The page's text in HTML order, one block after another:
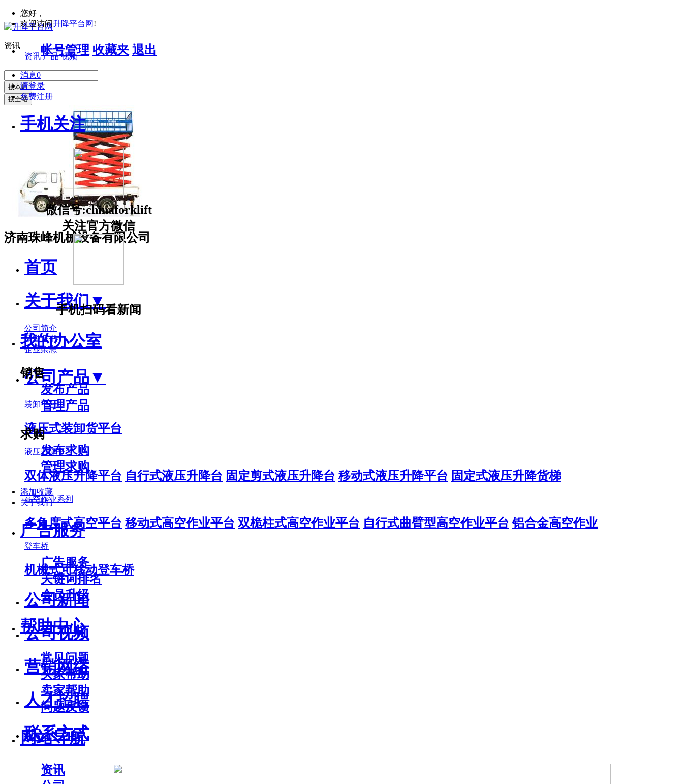
您好，
欢迎访问升降平台网 !
帐号管理 收藏夹 退出
消息0
请登录
免费注册
手机关注
微信号:chinaforklift
关注官方微信
手机扫码看新闻
我的办公室
销售
发布产品
管理产品
求购
发布求购
管理求购
添加收藏
关于我们
广告服务
广告服务
关键词排名
会员升级
帮助中心
常见问题
买家帮助
卖家帮助
问题反馈
网站导航
资讯
资讯
资讯 产品 视频
搜本店
搜全站
济南珠峰机械设备有限公司
首页
关于我们▼
公司简介
荣誉证书
企业杂志
公司产品▼
装卸平台
液压式装卸货平台
液压升降平台
双体液压升降平台 自行式液压升降台 固定剪式液压升降台 移动式液压升降平台 固定式液压升降货梯
高空作业系列
多角度式高空平台 移动式高空作业平台 双桅柱式高空作业平台 自行式曲臂型高空作业平台 铝合金高空作业
登车桥
机械式可移动登车桥
公司新闻
公司视频
营销网络
人才招聘
联系方式